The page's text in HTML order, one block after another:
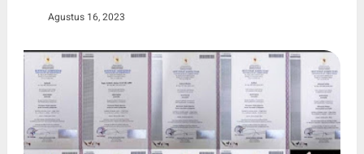
Agustus 16, 2023